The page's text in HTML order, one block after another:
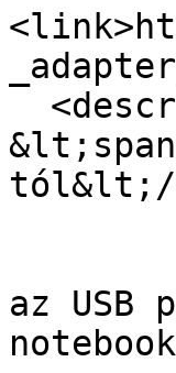
tól&lt;/
az USB